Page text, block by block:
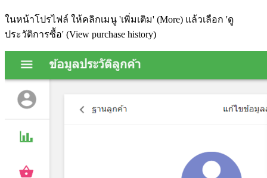
ในหน้าโปรไฟล์ ให้คลิกเมนู 'เพิ่มเติม' (More) แล้วเลือก 'ดู
ประวัติการซื้อ' (View purchase history)